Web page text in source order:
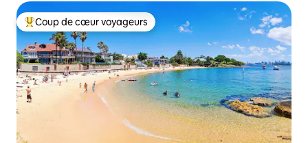
Coups de cœur voyageurs les plus appréciés
Coup de cœur voyageurs